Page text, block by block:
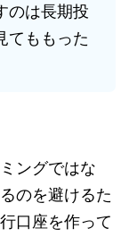
のは長期投
てももった
ングではな
のを避けるた
口座を作って